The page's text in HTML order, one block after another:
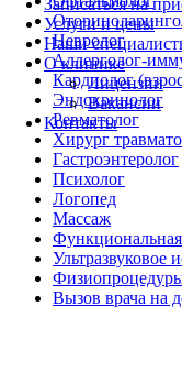
Записаться на
Услуги и цены
Наши
О клинике
Лицензии
Вакансии
Контакты
Невролог
Аллерголог-
Кардиолог
Эндокринолог
Ревматолог
Хирург
Гастроэнтеролог
Психолог
Логопед
Массаж
Ультразвуковое
Вызов врача на